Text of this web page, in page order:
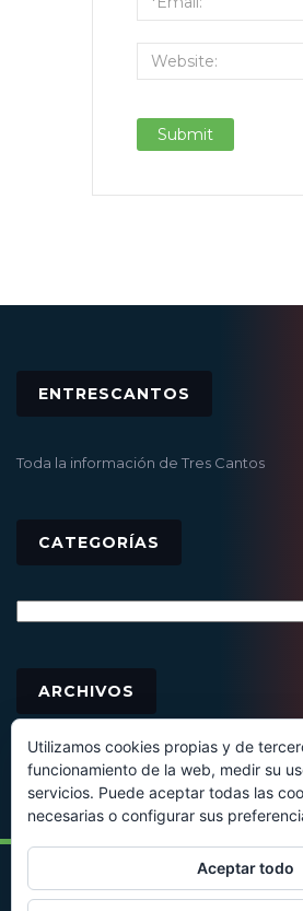
ENTRESCANTOS
Toda la información de Tres Cantos
CATEGORÍAS
ARCHIVOS
© 2016 - Todos los derechos
Utilizamos cookies propias y de
funcionamiento de la web, medir su
servicios. Puede aceptar todas las
necesarias o configurar sus
Aceptar todo